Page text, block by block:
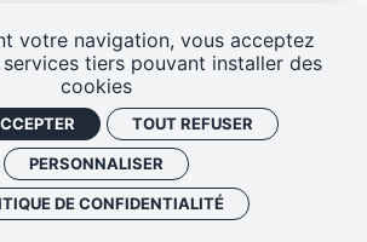
Mentions légales
réalisation
votre navigation, vous acceptez
tiers pouvant installer des
cookies
TOUT REFUSER
PERSONNALISER
DE CONFIDENTIALITÉ